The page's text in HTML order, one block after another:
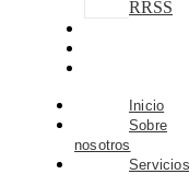
RRSS
Inicio
Sobre
nosotros